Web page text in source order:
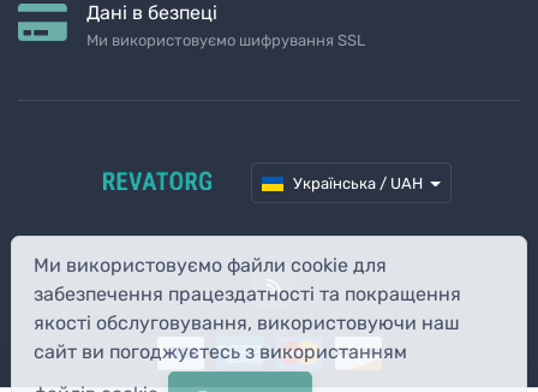
Дані в безпеці
Ми використовуємо шифрування SSL
Українська / UAH
Ми використовуємо файли cookie для
забезпечення працездатності та покращення
якості обслуговування, використовуючи наш
сайт ви погоджуєтесь з використанням